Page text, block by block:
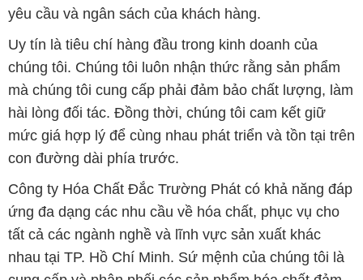
yêu cầu và ngân sách của khách hàng.
Uy tín là tiêu chí hàng đầu trong kinh doanh của
chúng tôi. Chúng tôi luôn nhận thức rằng sản phẩm
mà chúng tôi cung cấp phải đảm bảo chất lượng, làm
hài lòng đối tác. Đồng thời, chúng tôi cam kết giữ
mức giá hợp lý để cùng nhau phát triển và tồn tại trên
con đường dài phía trước.
Công ty Hóa Chất Đắc Trường Phát có khả năng đáp
ứng đa dạng các nhu cầu về hóa chất, phục vụ cho
tất cả các ngành nghề và lĩnh vực sản xuất khác
nhau tại TP. Hồ Chí Minh. Sứ mệnh của chúng tôi là